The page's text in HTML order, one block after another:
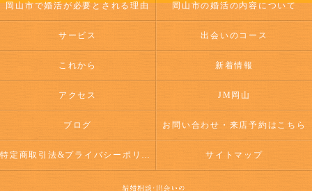
岡山市で婚活が必要とされる理由 岡山市の婚活の内容について
サービス 出会いのコース
これから 新着情報
アクセス JM岡山
ブログ お問い合わせ・来店予約はこちら
特定商取引法&プライバシーポリシー サイトマップ